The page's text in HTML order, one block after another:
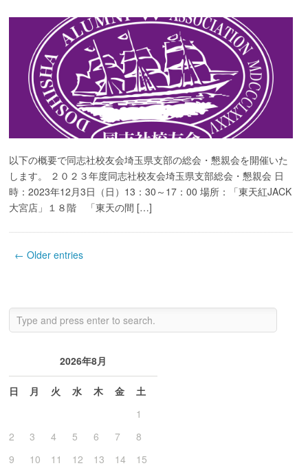
以下の概要で同志社校友会埼玉県支部の総会・懇親会を開催いた
します。 ２０２３年度同志社校友会埼玉県支部総会・懇親会 日
時：2023年12月3日（日）13：30～17：00 場所：「東天紅JACK
大宮店」１８階 「東天の間 […]
← Older entries
2026年8月
日 月 火 水 木 金
土
1
2
3 4 5 6 7
8
9
10 11 12 13 14
15